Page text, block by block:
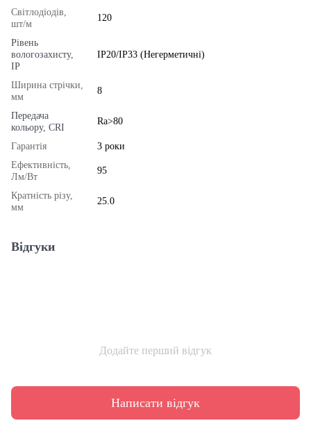
Світлодіодів,
шт/м
120
Рівень
вологозахисту,
IP
IP20/IP33 (Негерметичні)
Ширина стрічки,
мм
8
Передача
кольору, CRI
Ra>80
Гарантія
3 роки
Ефективність,
Лм/Вт
95
Кратність різу,
мм
25.0
Відгуки
Додайте перший відгук
Написати відгук